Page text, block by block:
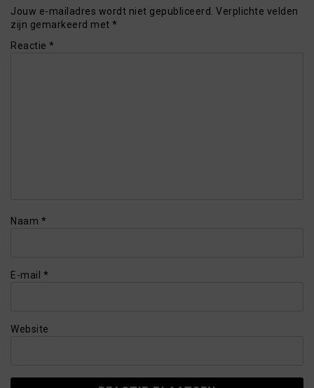
Jouw e-mailadres wordt niet gepubliceerd. Verplichte velden
zijn gemarkeerd met *
Reactie *
Naam *
E-mail *
Website